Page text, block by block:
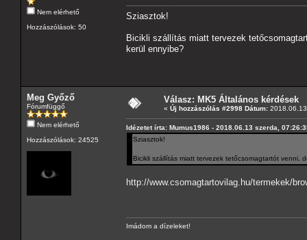
Nem elérhető
Hozzászólások: 50
Sziasztok!
Bicikli szállítás miatt tervezek
kerül ennyibe?
Meg Győző
Fórumfüggő
Nem elérhető
Hozzászólások: 24525
Válasz: MK5 Általános kérdések
« Új hozzászólás #2998 Dátum:
Idézetet írta: Mumus1986 - 2018.06.13 szerda,
Sziasztok!
Bicikli szállítás miatt tervezek tetőcsomagtartót venni,
http://www.csomagtartovilag.hu/termekek/
Imádom a dízeleket!